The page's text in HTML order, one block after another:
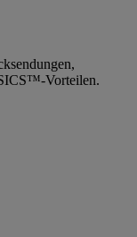
Vorteilen.